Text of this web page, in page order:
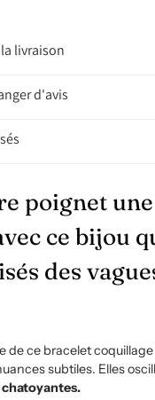
livraison
d'avis
poignet
ce bijou
des
de ce bracelet
subtiles. Elles